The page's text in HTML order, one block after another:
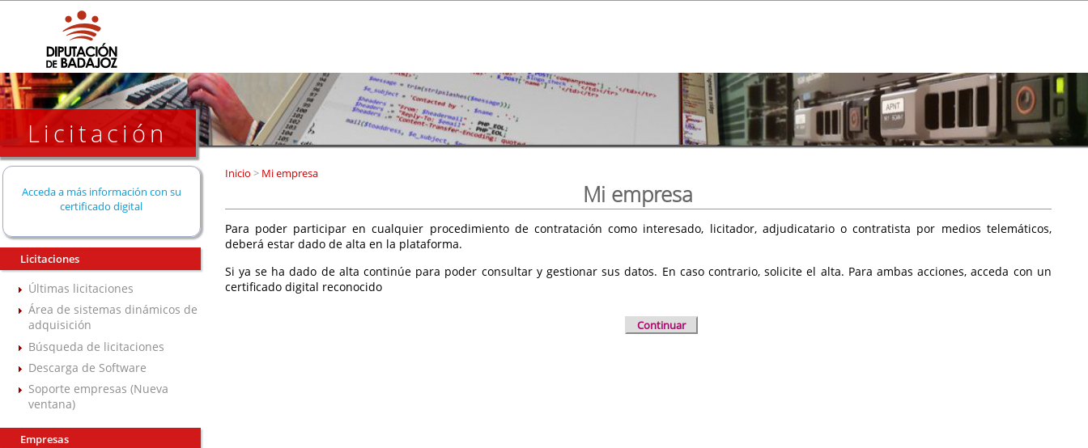
Licitación
Acceda a más información con su
certificado digital
Licitaciones
Últimas licitaciones
Área de sistemas dinámicos de
adquisición
Búsqueda de licitaciones
Descarga de Software
Soporte empresas (Nueva
ventana)
Empresas
Inicio >Mi empresa
Mi empresa
Para poder participar en cualquier procedimiento de contratación como interesado, licitador, adjudicatario o contratista por medios telemáticos,
deberá estar dado de alta en la plataforma.
Si ya se ha dado de alta continúe para poder consultar y gestionar sus datos. En caso contrario, solicite el alta. Para ambas acciones, acceda con un
certificado digital reconocido
Continuar